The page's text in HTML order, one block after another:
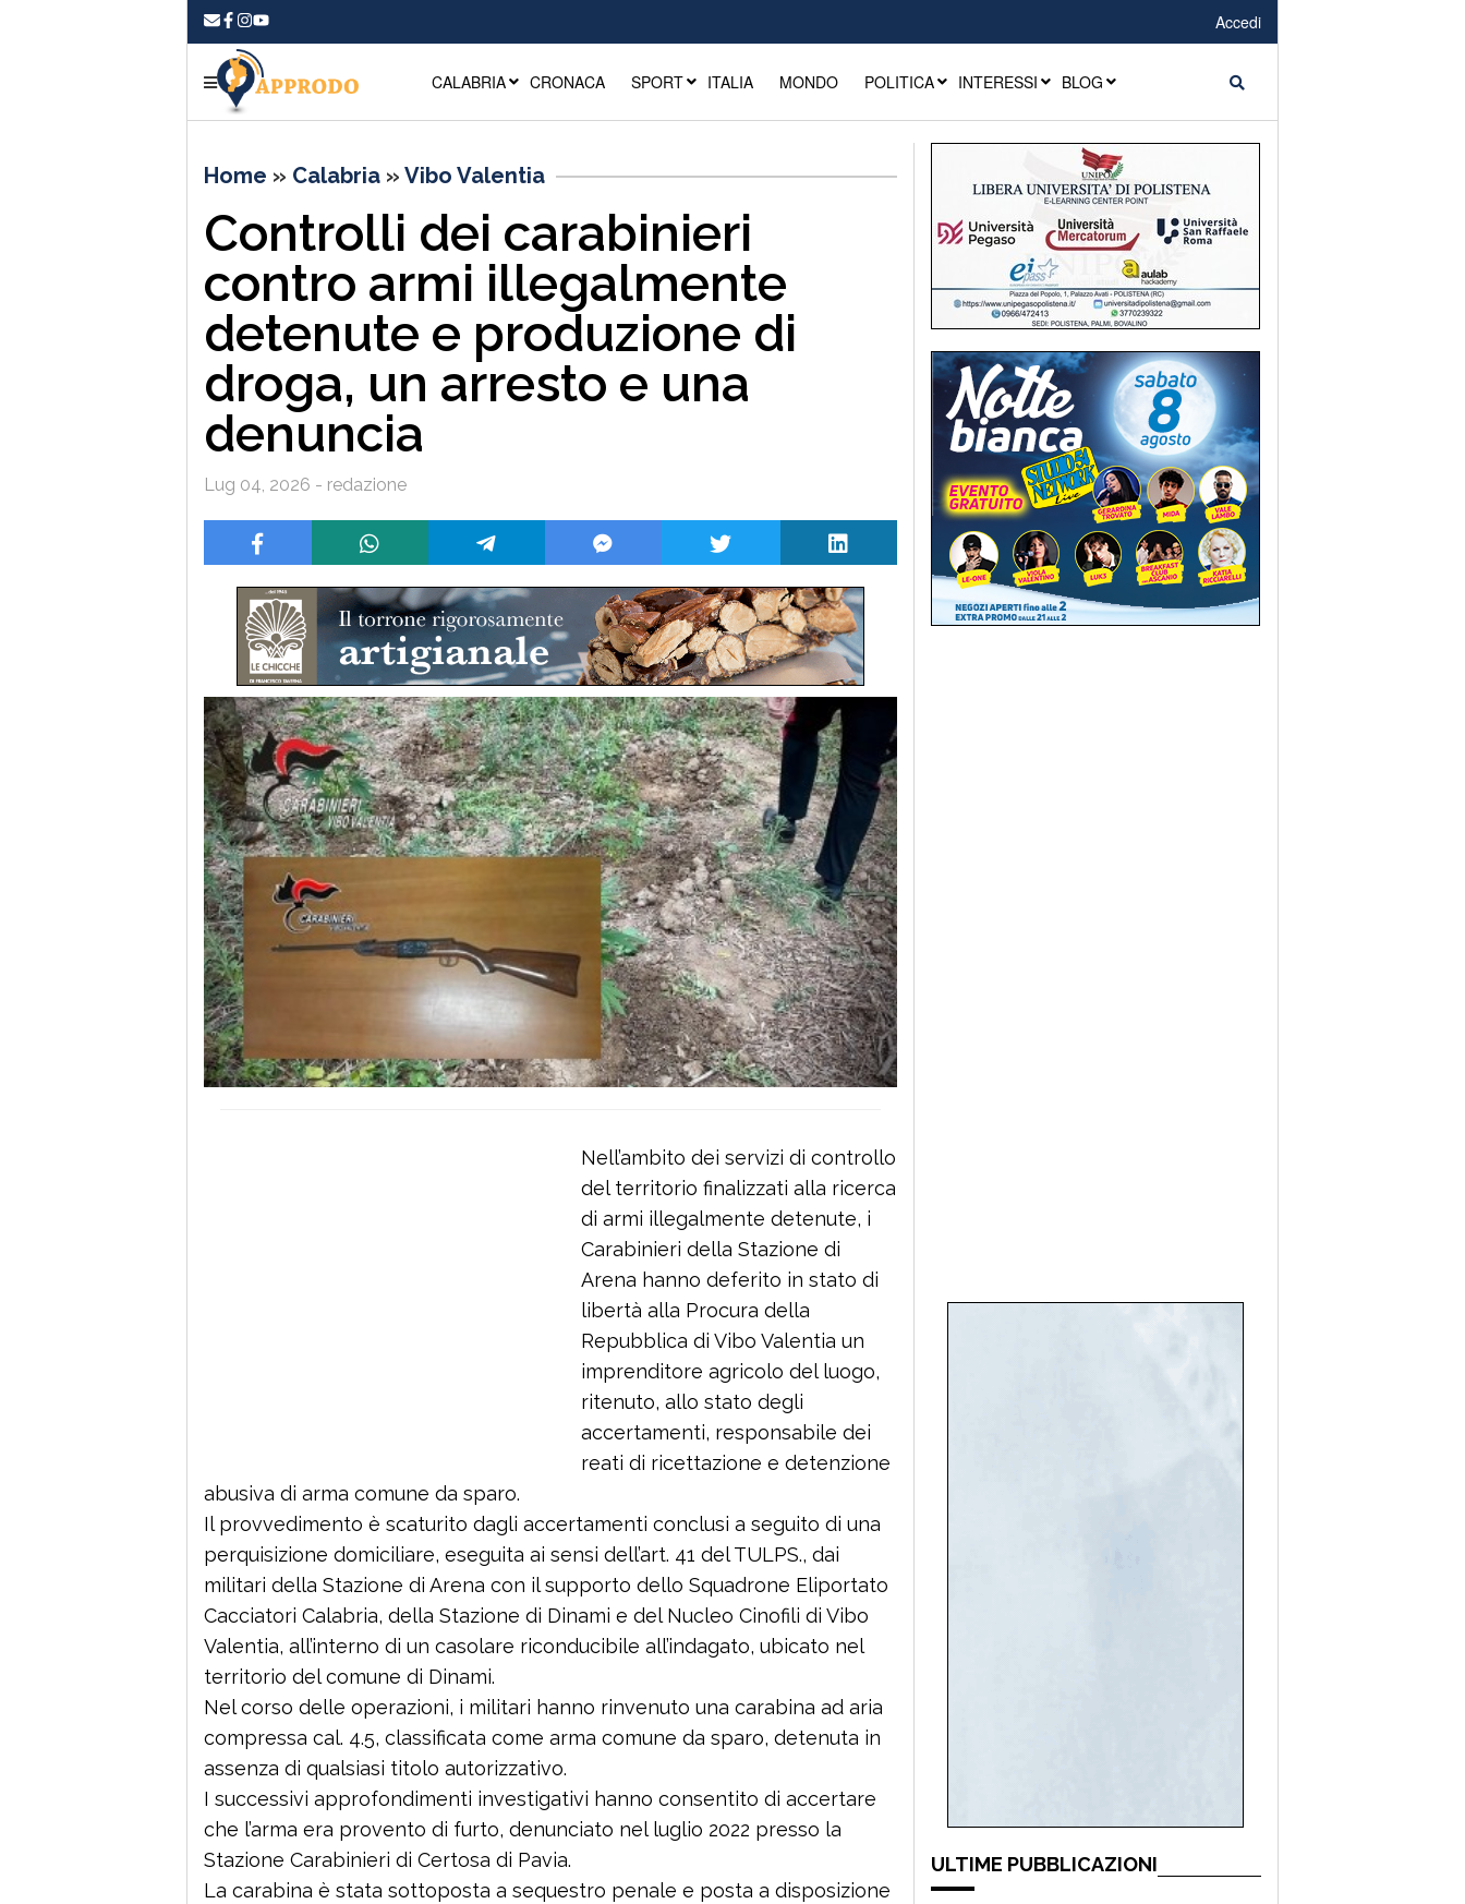
Accedi
CALABRIA CRONACA SPORT ITALIA MONDO POLITICA INTERESSI BLOG
Home » Calabria » Vibo Valentia
Controlli dei carabinieri
contro armi illegalmente
detenute e produzione di
droga, un arresto e una
denuncia
Lug 04, 2026 - redazione
Nell’ambito dei servizi di controllo
del territorio finalizzati alla ricerca
di armi illegalmente detenute, i
Carabinieri della Stazione di
Arena hanno deferito in stato di
libertà alla Procura della
Repubblica di Vibo Valentia un
imprenditore agricolo del luogo,
ritenuto, allo stato degli
accertamenti, responsabile dei
reati di ricettazione e detenzione
abusiva di arma comune da sparo.
Il provvedimento è scaturito dagli accertamenti conclusi a seguito di una
perquisizione domiciliare, eseguita ai sensi dell’art. 41 del TULPS., dai
militari della Stazione di Arena con il supporto dello Squadrone Eliportato
Cacciatori Calabria, della Stazione di Dinami e del Nucleo Cinofili di Vibo
Valentia, all’interno di un casolare riconducibile all’indagato, ubicato nel
territorio del comune di Dinami.
Nel corso delle operazioni, i militari hanno rinvenuto una carabina ad aria
compressa cal. 4.5, classificata come arma comune da sparo, detenuta in
assenza di qualsiasi titolo autorizzativo.
I successivi approfondimenti investigativi hanno consentito di accertare
che l’arma era provento di furto, denunciato nel luglio 2022 presso la
Stazione Carabinieri di Certosa di Pavia.
La carabina è stata sottoposta a sequestro penale e posta a disposizione
ULTIME PUBBLICAZIONI